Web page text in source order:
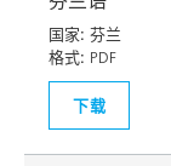
国家: 芬兰
格式: PDF
下载